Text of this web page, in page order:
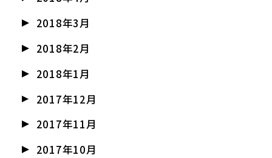
2018年3月
2018年2月
2018年1月
2017年12月
2017年11月
2017年10月